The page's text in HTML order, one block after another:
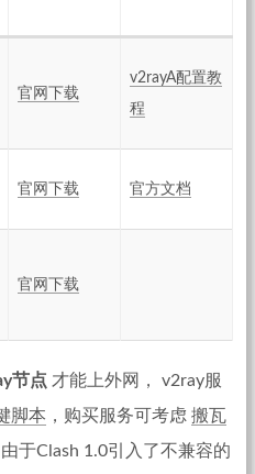
官网下载
v2rayA配置教
程
官网下载 官方文档
官网下载
节点 才能上外网， v2ray服
脚本 ，购买服务可考虑 搬瓦
由于Clash 1.0引入了不兼容的